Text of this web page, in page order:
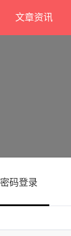
文章资讯
密码登录